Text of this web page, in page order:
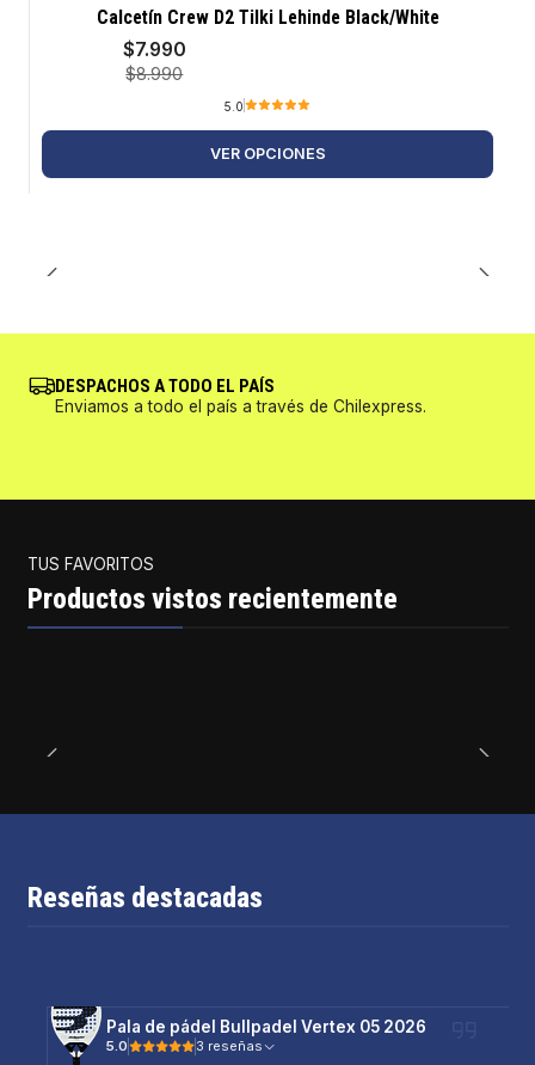
-11%Calcetín Crew D2 Tilki Lehinde Black/White
$7.990
$8.990
5.0
VER OPCIONES
DESPACHOS A TODO EL PAÍS
Enviamos a todo el país a través de Chilexpress.
TUS FAVORITOS
Productos vistos recientemente
Reseñas destacadas
Pala de pádel Bullpadel Vertex 05 2026
5.0 3 reseñas